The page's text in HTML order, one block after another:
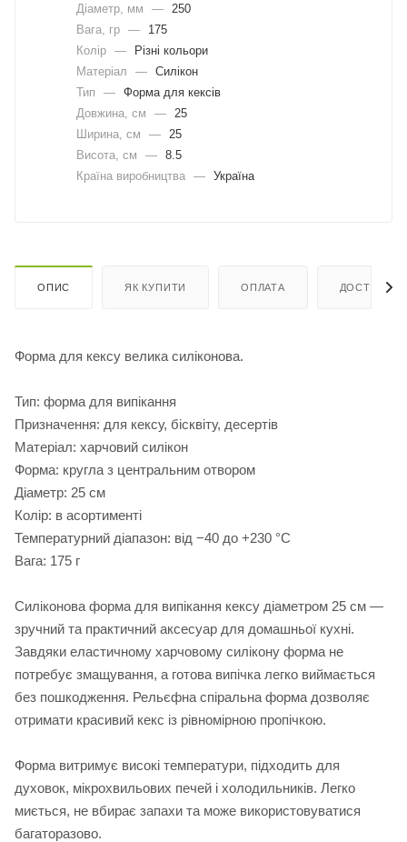
Діаметр, мм
—
250
Вага, гр —
175
Колір —
Різні кольори
Матеріал
— Силікон
Тип
— Форма для кексів
Довжина, cм
—
25
Ширина, cм
—
25
Висота, см
— 8.5
Країна виробництва — Україна
ОПИС ЯК КУПИТИ ОПЛАТА ДОСТАВКА
Форма для кексу велика силіконова.
Тип: форма для випікання
Призначення: для кексу, бісквіту, десертів
Матеріал: харчовий силікон
Форма: кругла з центральним отвором
Діаметр: 25 см
Колір: в асортименті
Температурний діапазон: від −40 до +230 °C
Вага: 175 г
Силіконова форма для випікання кексу діаметром 25 см —
зручний та практичний аксесуар для домашньої кухні.
Завдяки еластичному харчовому силікону форма не
потребує змащування, а готова випічка легко виймається
без пошкодження. Рельєфна спіральна форма дозволяє
отримати красивий кекс із рівномірною пропічкою.
Форма витримує високі температури, підходить для
духовок, мікрохвильових печей і холодильників. Легко
миється, не вбирає запахи та може використовуватися
багаторазово.